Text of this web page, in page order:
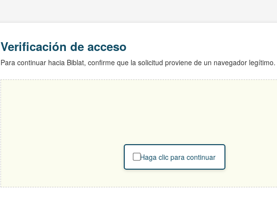
Verificación de acceso
Para continuar hacia Biblat, confirme que la solicitud proviene de un navegador legítimo.
Haga clic para continuar